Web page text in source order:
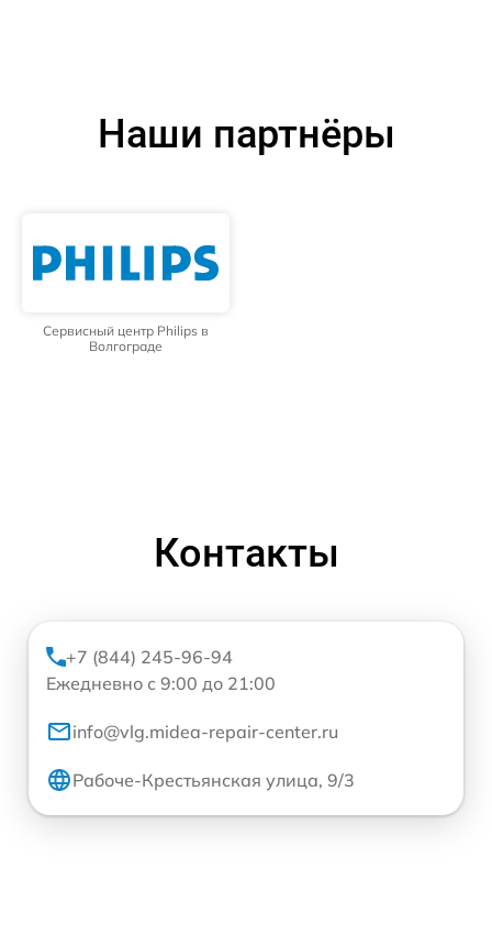
Наши партнёры
Сервисный центр Philips в
Волгограде
Контакты
+7 (844) 245-96-94
Ежедневно с 9:00 до 21:00
info@vlg.midea-repair-center.ru
Рабоче-Крестьянская улица, 9/3